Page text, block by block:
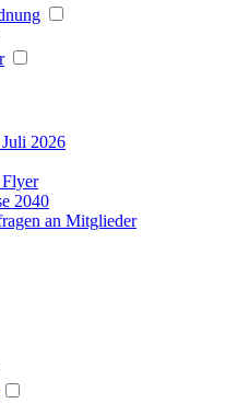
2026
2040
an Mitglieder